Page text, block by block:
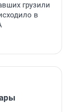
грузили
в